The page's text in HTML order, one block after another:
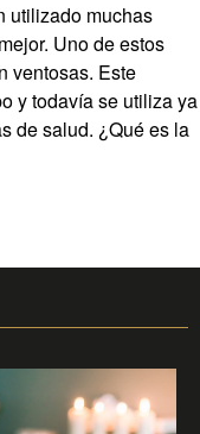
utilizado muchas
Uno de estos
ventosas. Este
y todavía se utiliza ya
de salud. ¿Qué es la